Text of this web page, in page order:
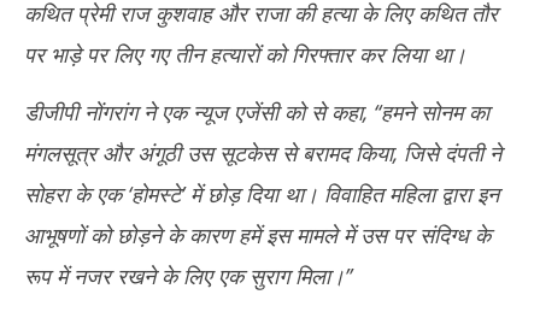
कथित प्रेमी राज कुशवाह और राजा की हत्या के लिए कथित तौर
पर भाड़े पर लिए गए तीन हत्यारों को गिरफ्तार कर लिया था।
डीजीपी नोंगरांग ने एक न्यूज एजेंसी को से कहा, ‘‘हमने सोनम का
मंगलसूत्र और अंगूठी उस सूटकेस से बरामद किया, जिसे दंपती ने
सोहरा के एक ‘होमस्टे’ में छोड़ दिया था। विवाहित महिला द्वारा इन
आभूषणों को छोड़ने के कारण हमें इस मामले में उस पर संदिग्ध के
रूप में नजर रखने के लिए एक सुराग मिला।’’